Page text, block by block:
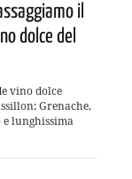
il
dolce del
vino dolce
Grenache,
e lunghissima